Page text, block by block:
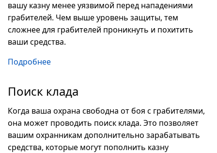
вашу казну менее уязвимой перед нападениями
грабителей. Чем выше уровень защиты, тем
сложнее для грабителей проникнуть и похитить
ваши средства.
Подробнее
Поиск клада
Когда ваша охрана свободна от боя с грабителями,
она может проводить поиск клада. Это позволяет
вашим охранникам дополнительно зарабатывать
средства, которые могут пополнить казну